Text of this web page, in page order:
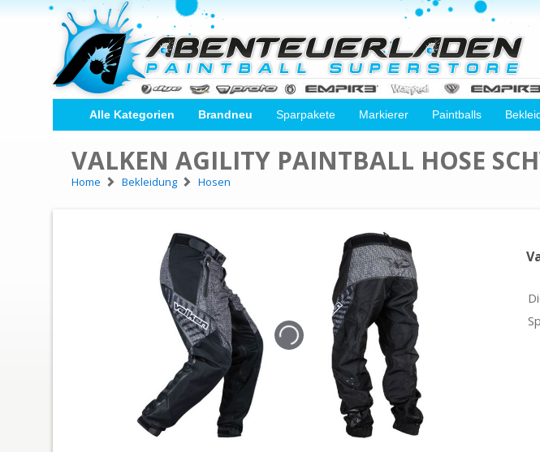
Alle Kategorien Brandneu Sparpakete Markierer Paintballs
VALKEN AGILITY PAINTBALL HOSE
Home Bekleidung Hosen